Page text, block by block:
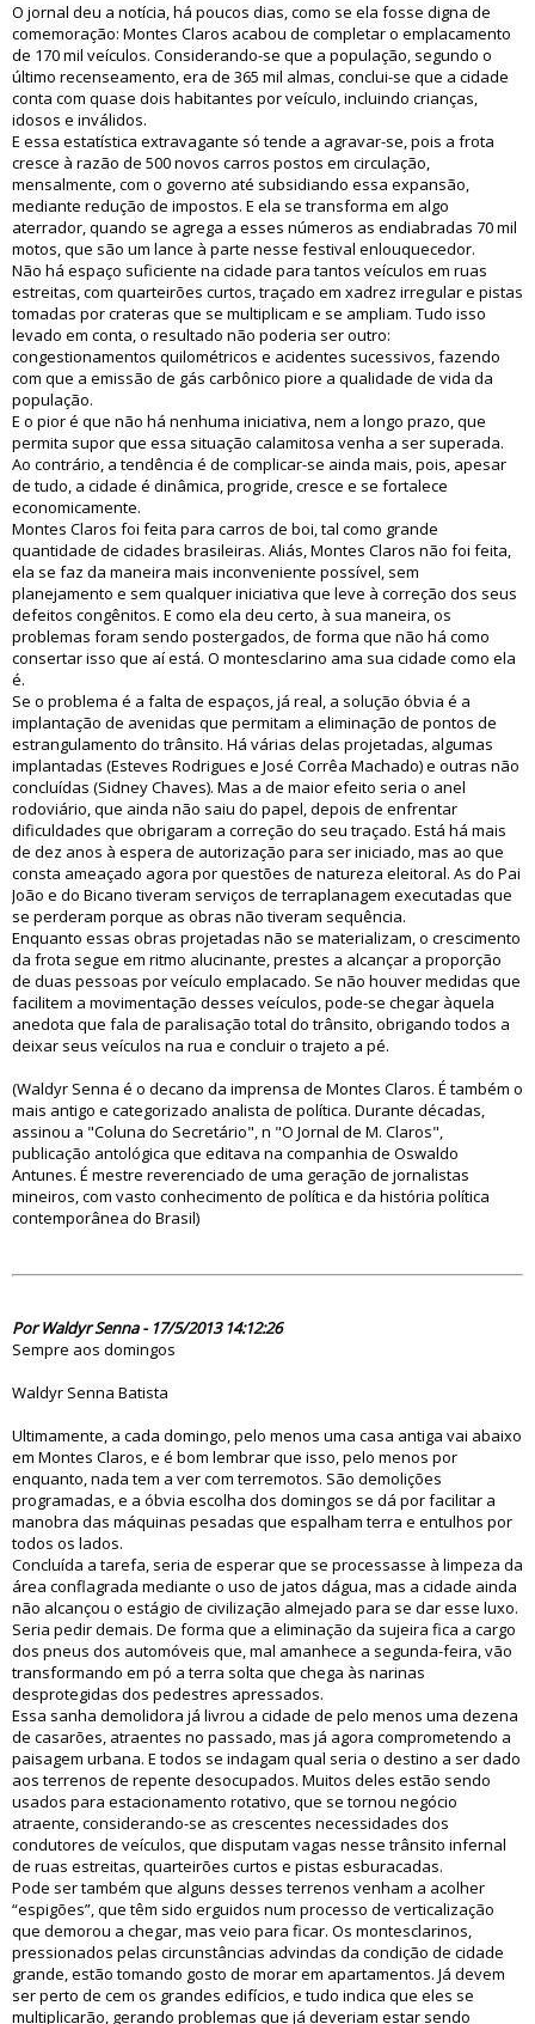
O jornal deu a notícia, há poucos dias, como se ela fosse digna de
comemoração: Montes Claros acabou de completar o emplacamento
de 170 mil veículos. Considerando-se que a população, segundo o
último recenseamento, era de 365 mil almas, conclui-se que a cidade
conta com quase dois habitantes por veículo, incluindo crianças,
idosos e inválidos.
E essa estatística extravagante só tende a agravar-se, pois a frota
cresce à razão de 500 novos carros postos em circulação,
mensalmente, com o governo até subsidiando essa expansão,
mediante redução de impostos. E ela se transforma em algo
aterrador, quando se agrega a esses números as endiabradas 70 mil
motos, que são um lance à parte nesse festival enlouquecedor.
Não há espaço suficiente na cidade para tantos veículos em ruas
estreitas, com quarteirões curtos, traçado em xadrez irregular e pistas
tomadas por crateras que se multiplicam e se ampliam. Tudo isso
levado em conta, o resultado não poderia ser outro:
congestionamentos quilométricos e acidentes sucessivos, fazendo
com que a emissão de gás carbônico piore a qualidade de vida da
população.
E o pior é que não há nenhuma iniciativa, nem a longo prazo, que
permita supor que essa situação calamitosa venha a ser superada.
Ao contrário, a tendência é de complicar-se ainda mais, pois, apesar
de tudo, a cidade é dinâmica, progride, cresce e se fortalece
economicamente.
Montes Claros foi feita para carros de boi, tal como grande
quantidade de cidades brasileiras. Aliás, Montes Claros não foi feita,
ela se faz da maneira mais inconveniente possível, sem
planejamento e sem qualquer iniciativa que leve à correção dos seus
defeitos congênitos. E como ela deu certo, à sua maneira, os
problemas foram sendo postergados, de forma que não há como
consertar isso que aí está. O montesclarino ama sua cidade como ela
é.
Se o problema é a falta de espaços, já real, a solução óbvia é a
implantação de avenidas que permitam a eliminação de pontos de
estrangulamento do trânsito. Há várias delas projetadas, algumas
implantadas (Esteves Rodrigues e José Corrêa Machado) e outras não
concluídas (Sidney Chaves). Mas a de maior efeito seria o anel
rodoviário, que ainda não saiu do papel, depois de enfrentar
dificuldades que obrigaram a correção do seu traçado. Está há mais
de dez anos à espera de autorização para ser iniciado, mas ao que
consta ameaçado agora por questões de natureza eleitoral. As do Pai
João e do Bicano tiveram serviços de terraplanagem executadas que
se perderam porque as obras não tiveram sequência.
Enquanto essas obras projetadas não se materializam, o crescimento
da frota segue em ritmo alucinante, prestes a alcançar a proporção
de duas pessoas por veículo emplacado. Se não houver medidas que
facilitem a movimentação desses veículos, pode-se chegar àquela
anedota que fala de paralisação total do trânsito, obrigando todos a
deixar seus veículos na rua e concluir o trajeto a pé.
(Waldyr Senna é o decano da imprensa de Montes Claros. É também o
mais antigo e categorizado analista de política. Durante décadas,
assinou a "Coluna do Secretário", n "O Jornal de M. Claros",
publicação antológica que editava na companhia de Oswaldo
Antunes. É mestre reverenciado de uma geração de jornalistas
mineiros, com vasto conhecimento de política e da história política
contemporânea do Brasil)
Por Waldyr Senna - 17/5/2013 14:12:26
Sempre aos domingos
Waldyr Senna Batista
Ultimamente, a cada domingo, pelo menos uma casa antiga vai abaixo
em Montes Claros, e é bom lembrar que isso, pelo menos por
enquanto, nada tem a ver com terremotos. São demolições
programadas, e a óbvia escolha dos domingos se dá por facilitar a
manobra das máquinas pesadas que espalham terra e entulhos por
todos os lados.
Concluída a tarefa, seria de esperar que se processasse à limpeza da
área conflagrada mediante o uso de jatos dágua, mas a cidade ainda
não alcançou o estágio de civilização almejado para se dar esse luxo.
Seria pedir demais. De forma que a eliminação da sujeira fica a cargo
dos pneus dos automóveis que, mal amanhece a segunda-feira, vão
transformando em pó a terra solta que chega às narinas
desprotegidas dos pedestres apressados.
Essa sanha demolidora já livrou a cidade de pelo menos uma dezena
de casarões, atraentes no passado, mas já agora comprometendo a
paisagem urbana. E todos se indagam qual seria o destino a ser dado
aos terrenos de repente desocupados. Muitos deles estão sendo
usados para estacionamento rotativo, que se tornou negócio
atraente, considerando-se as crescentes necessidades dos
condutores de veículos, que disputam vagas nesse trânsito infernal
de ruas estreitas, quarteirões curtos e pistas esburacadas.
Pode ser também que alguns desses terrenos venham a acolher
“espigões”, que têm sido erguidos num processo de verticalização
que demorou a chegar, mas veio para ficar. Os montesclarinos,
pressionados pelas circunstâncias advindas da condição de cidade
grande, estão tomando gosto de morar em apartamentos. Já devem
ser perto de cem os grandes edifícios, e tudo indica que eles se
multiplicarão, gerando problemas que já deveriam estar sendo